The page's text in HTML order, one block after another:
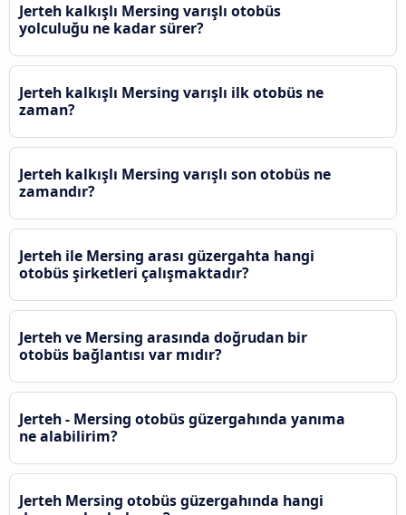
Jerteh kalkışlı Mersing varışlı otobüs
yolculuğu ne kadar sürer?
Jerteh kalkışlı Mersing varışlı ilk otobüs ne
zaman?
Jerteh kalkışlı Mersing varışlı son otobüs ne
zamandır?
Jerteh ile Mersing arası güzergahta hangi
otobüs şirketleri çalışmaktadır?
Jerteh ve Mersing arasında doğrudan bir
otobüs bağlantısı var mıdır?
Jerteh - Mersing otobüs güzergahında yanıma
ne alabilirim?
Jerteh Mersing otobüs güzergahında hangi